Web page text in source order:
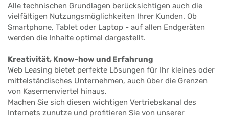
Alle technischen Grundlagen berücksichtigen auch die
vielfältigen Nutzungsmöglichkeiten Ihrer Kunden. Ob
Smartphone, Tablet oder Laptop - auf allen Endgeräten
werden die Inhalte optimal dargestellt.
Kreativität, Know-how und Erfahrung
Web Leasing bietet perfekte Lösungen für Ihr kleines oder
mittelständisches Unternehmen, auch über die Grenzen
von Kasernenviertel hinaus.
Machen Sie sich diesen wichtigen Vertriebskanal des
Internets zunutze und profitieren Sie von unserer